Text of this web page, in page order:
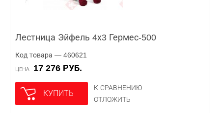
Лестница Эйфель 4х3 Гермес-500
Код товара — 460621
ЦЕНА 17 276 РУБ.
КУПИТЬ
К СРАВНЕНИЮ
ОТЛОЖИТЬ